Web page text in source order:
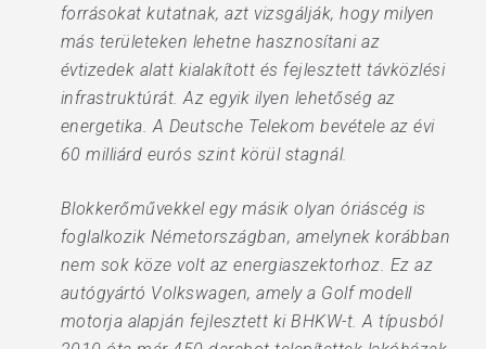
forrásokat kutatnak, azt vizsgálják, hogy milyen
más területeken lehetne hasznosítani az
évtizedek alatt kialakított és fejlesztett távközlési
infrastruktúrát. Az egyik ilyen lehetőség az
energetika. A Deutsche Telekom bevétele az évi
60 milliárd eurós szint körül stagnál.
Blokkerőművekkel egy másik olyan óriáscég is
foglalkozik Németországban, amelynek korábban
nem sok köze volt az energiaszektorhoz. Ez az
autógyártó Volkswagen, amely a Golf modell
motorja alapján fejlesztett ki BHKW-t. A típusból